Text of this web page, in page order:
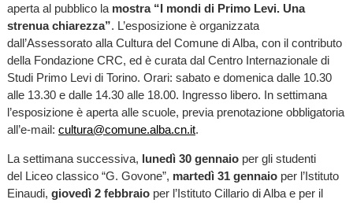
aperta al pubblico la mostra “I mondi di Primo Levi. Una
strenua chiarezza”. L’esposizione è organizzata
dall’Assessorato alla Cultura del Comune di Alba, con il contributo
della Fondazione CRC, ed è curata dal Centro Internazionale di
Studi Primo Levi di Torino. Orari: sabato e domenica dalle 10.30
alle 13.30 e dalle 14.30 alle 18.00. Ingresso libero. In settimana
l’esposizione è aperta alle scuole, previa prenotazione obbligatoria
all’e-mail: cultura@comune.alba.cn.it.
La settimana successiva, lunedì 30 gennaio per gli studenti
del Liceo classico “G. Govone”, martedì 31 gennaioper l’Istituto
Einaudi, giovedì 2 febbraioper l’Istituto Cillario di Alba e per il